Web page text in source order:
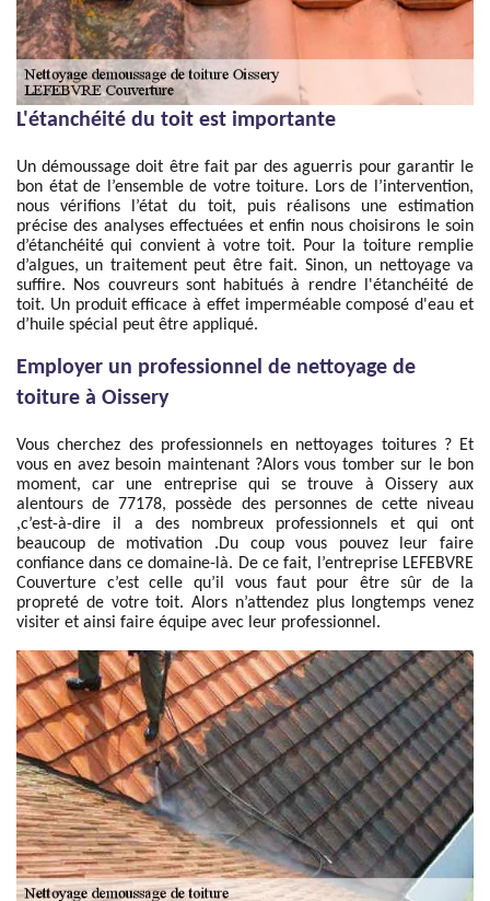
L'étanchéité du toit est importante
Un démoussage doit être fait par des aguerris pour garantir le
bon état de l’ensemble de votre toiture. Lors de l’intervention,
nous vérifions l’état du toit, puis réalisons une estimation
précise des analyses effectuées et enfin nous choisirons le soin
d’étanchéité qui convient à votre toit. Pour la toiture remplie
d’algues, un traitement peut être fait. Sinon, un nettoyage va
suffire. Nos couvreurs sont habitués à rendre l'étanchéité de
toit. Un produit efficace à effet imperméable composé d'eau et
d’huile spécial peut être appliqué.
Employer un professionnel de nettoyage de
toiture à Oissery
Vous cherchez des professionnels en nettoyages toitures ? Et
vous en avez besoin maintenant ?Alors vous tomber sur le bon
moment, car une entreprise qui se trouve à Oissery aux
alentours de 77178, possède des personnes de cette niveau
,c’est-à-dire il a des nombreux professionnels et qui ont
beaucoup de motivation .Du coup vous pouvez leur faire
confiance dans ce domaine-là. De ce fait, l’entreprise LEFEBVRE
Couverture c’est celle qu’il vous faut pour être sûr de la
propreté de votre toit. Alors n’attendez plus longtemps venez
visiter et ainsi faire équipe avec leur professionnel.